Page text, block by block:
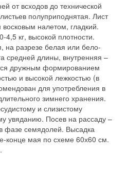
от всходов до технической
полуприподнятая. Лист
налетом, гладкий.
4,5 кг, высокой плотности.
на разрезе белая или бело-
средней длины, внутренняя –
дружным формированием
и высокой лежкостью (в
для употребления в
зимнего хранения.
и слизистому
увяданию. Посев на рассаду –
фазе семядолей. Высадка
конце мая по схеме 60х60 см.